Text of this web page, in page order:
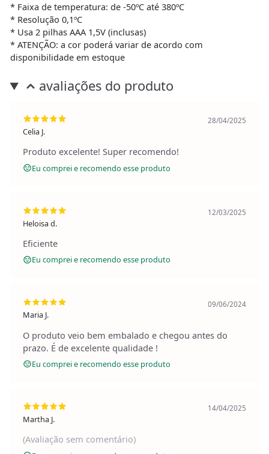
* Faixa de temperatura: de -50ºC até 380ºC
* Resolução 0,1ºC
* Usa 2 pilhas AAA 1,5V (inclusas)
* ATENÇÃO: a cor poderá variar de acordo com
disponibilidade em estoque
avaliações do produto
Celia J.
28/04/2025
Produto excelente! Super recomendo!
Eu comprei e recomendo esse produto
Heloisa d.
12/03/2025
Eficiente
Eu comprei e recomendo esse produto
Maria J.
09/06/2024
O produto veio bem embalado e chegou antes do
prazo. É de excelente qualidade !
Eu comprei e recomendo esse produto
Martha J.
14/04/2025
(Avaliação sem comentário)